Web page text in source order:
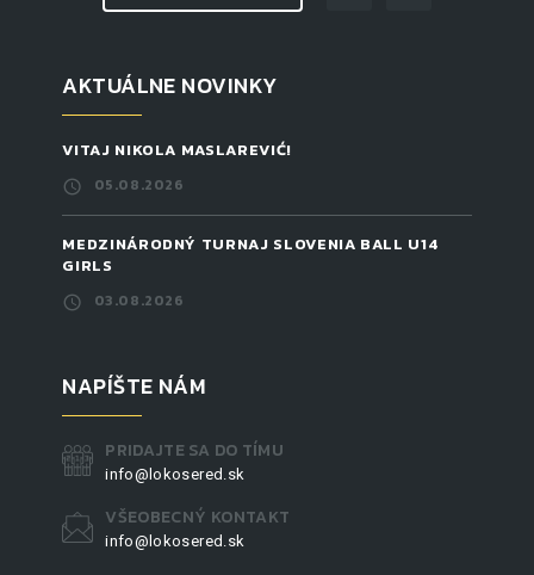
AKTUÁLNE NOVINKY
VITAJ NIKOLA MASLAREVIĆ!
05.08.2026
MEDZINÁRODNÝ TURNAJ SLOVENIA BALL U14
GIRLS
03.08.2026
NAPÍŠTE NÁM
PRIDAJTE SA DO TÍMU
info@lokosered.sk
VŠEOBECNÝ KONTAKT
info@lokosered.sk